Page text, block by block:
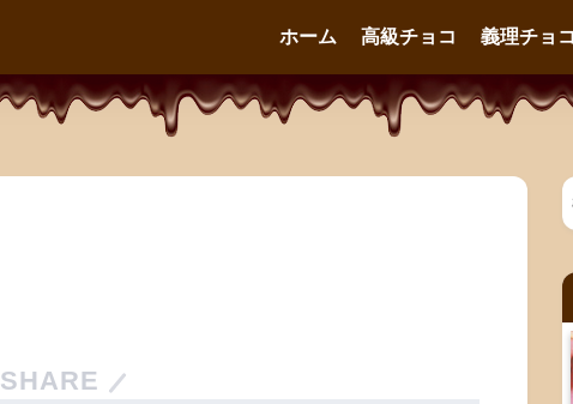
ホーム 高級チョコ 義理チョコ
SHARE